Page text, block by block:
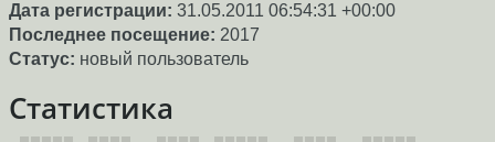
Дата регистрации: 31.05.2011 06:54:31 +00:00
Последнее посещение: 2017
Статус: новый пользователь
Статистика